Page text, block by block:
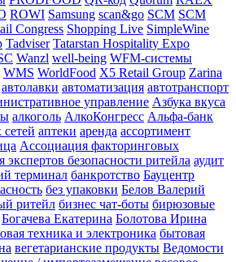
ROWI Samsung scan&go SCM SCM
Congress Shopping Live SimpleWine
Tadviser Tatarstan Hospitality Expo
Wanzl well-being WFM-системы
WMS WorldFood X5 Retail Group Zarina
автолавки автоматизация автотранспорт
управление Азбука вкуса
алкоголь АлкоКонгресс Альфа-банк
аптеки аренда ассортимент
Ассоциация факторинговых
экспертов безопасности ритейла аудит
терминал банкротство Бауцентр
без упаковки Белов Валерий
ритейл бизнес чат-боты бирюзовые
Богачева Екатерина Болотова Ирина
техника и электроника бытовая
вегетарианские продукты Ведомости